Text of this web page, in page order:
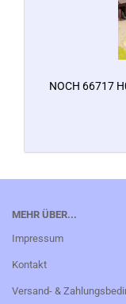
NOCH 66717
MEHR ÜBER...
Impressum
Kontakt
Versand- &